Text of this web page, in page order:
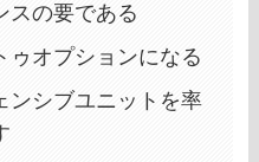
スの要である
ゥオプションになる
ンシブユニットを率